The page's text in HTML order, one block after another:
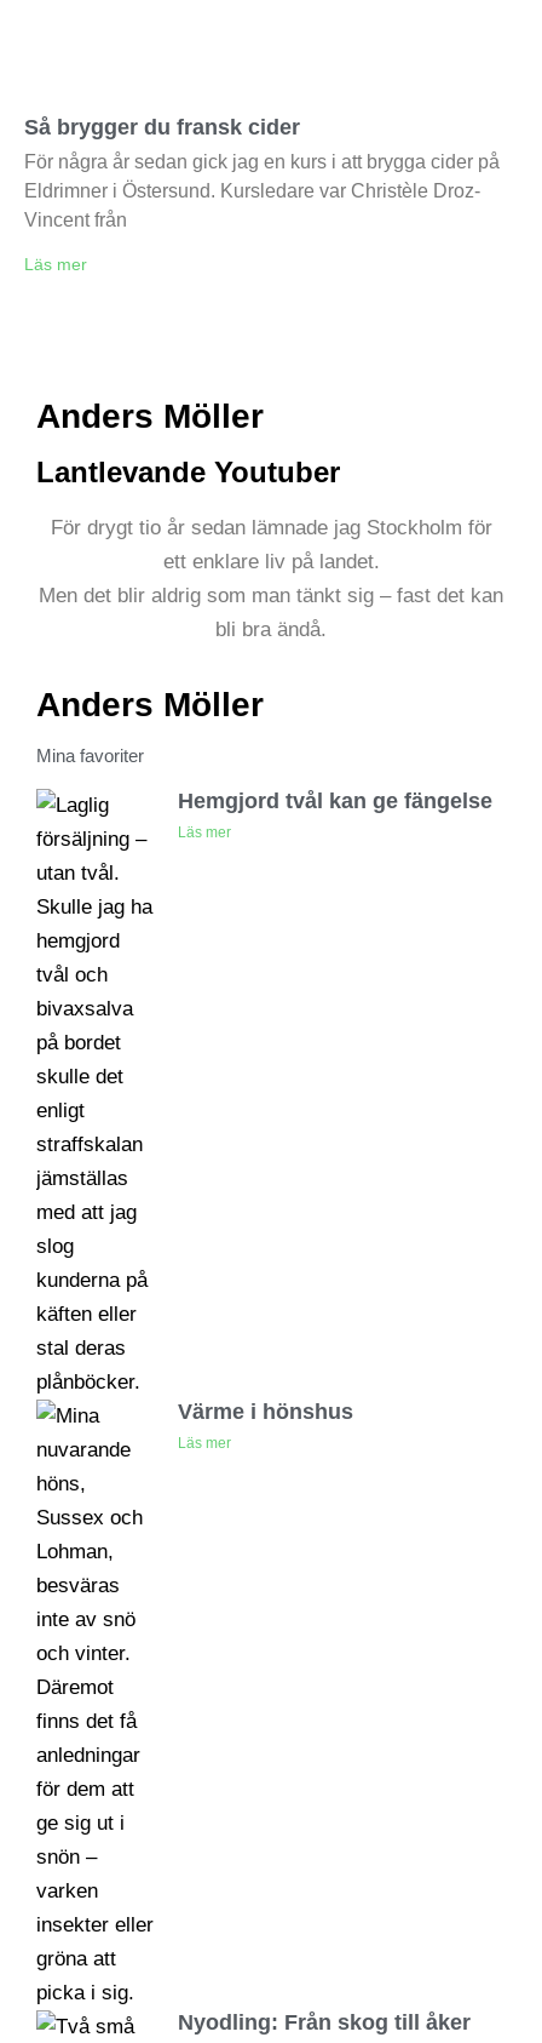
Så brygger du fransk cider
För några år sedan gick jag en kurs i att brygga cider på
Eldrimner i Östersund. Kursledare var Christèle Droz-
Vincent från
Läs mer
Anders Möller
Lantlevande Youtuber
För drygt tio år sedan lämnade jag Stockholm för
ett enklare liv på landet.
Men det blir aldrig som man tänkt sig – fast det kan
bli bra ändå.
Anders Möller
Mina favoriter
Hemgjord tvål kan ge fängelse
Läs mer
Värme i hönshus
Läs mer
Nyodling: Från skog till åker